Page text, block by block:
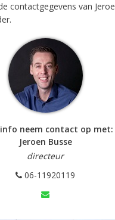
contactgegevens van
neem contact op met:
Jeroen Busse
directeur
06-11920119